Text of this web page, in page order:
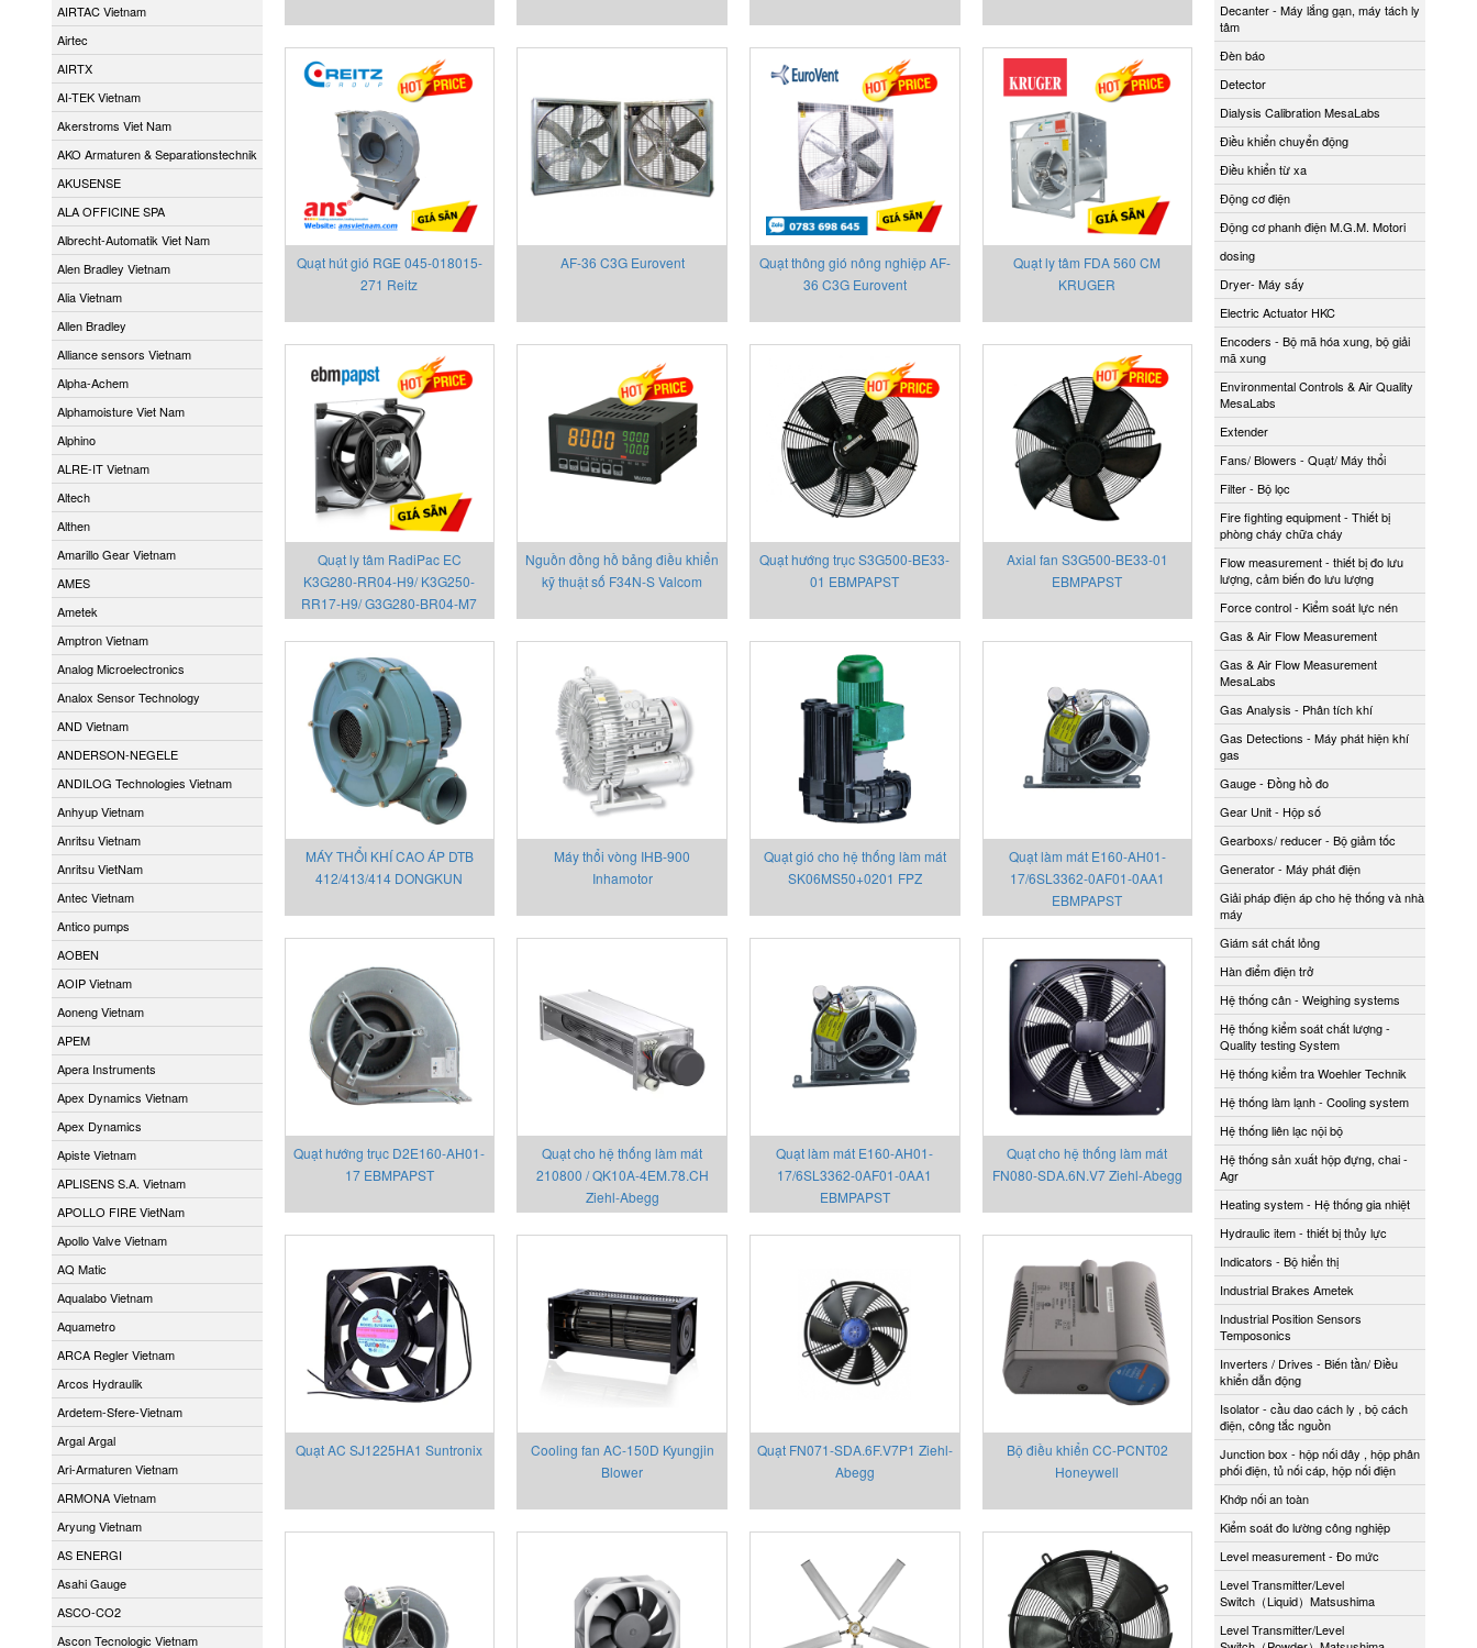
AIRTAC Vietnam
Airtec
AIRTX
AI-TEK Vietnam
Akerstroms Viet Nam
AKO Armaturen & Separationstechnik
AKUSENSE
ALA OFFICINE SPA
Albrecht-Automatik Viet Nam
Alen Bradley Vietnam
Alia Vietnam
Allen Bradley
Alliance sensors Vietnam
Alpha-Achem
Alphamoisture Viet Nam
Alphino
ALRE-IT Vietnam
Altech
Althen
Amarillo Gear Vietnam
AMES
Ametek
Amptron Vietnam
Analog Microelectronics
Analox Sensor Technology
AND Vietnam
ANDERSON-NEGELE
ANDILOG Technologies Vietnam
Anhyup Vietnam
Anritsu Vietnam
Anritsu VietNam
Antec Vietnam
Antico pumps
AOBEN
AOIP Vietnam
Aoneng Vietnam
APEM
Apera Instruments
Apex Dynamics Vietnam
Apex Dynamics
Apiste Vietnam
APLISENS S.A. Vietnam
APOLLO FIRE VietNam
Apollo Valve Vietnam
AQ Matic
Aqualabo Vietnam
Aquametro
ARCA Regler Vietnam
Arcos Hydraulik
Ardetem-Sfere-Vietnam
Argal Argal
Ari-Armaturen Vietnam
ARMONA Vietnam
Aryung Vietnam
AS ENERGI
Asahi Gauge
ASCO-CO2
Ascon Tecnologic Vietnam
Quạt hút gió RGE 045-018015-
271 Reitz
AF-36 C3G Eurovent
Quạt thông gió nông nghiệp AF-
36 C3G Eurovent
Quạt ly tâm FDA 560 CM
KRUGER
Quạt ly tâm RadiPac EC
K3G280-RR04-H9/ K3G250-
RR17-H9/ G3G280-BR04-M7
EBMPAPST
Nguồn đồng hồ bảng điều khiển
kỹ thuật số F34N-S Valcom
Quạt hướng trục S3G500-BE33-
01 EBMPAPST
Axial fan S3G500-BE33-01
EBMPAPST
MÁY THỔI KHÍ CAO ÁP DTB
412/413/414 DONGKUN
Máy thổi vòng IHB-900
Inhamotor
Quạt gió cho hệ thống làm mát
SK06MS50+0201 FPZ
Quạt làm mát E160-AH01-
17/6SL3362-0AF01-0AA1
EBMPAPST
Quạt hướng trục D2E160-AH01-
17 EBMPAPST
Quạt cho hệ thống làm mát
210800 / QK10A-4EM.78.CH
Ziehl-Abegg
Quạt làm mát E160-AH01-
17/6SL3362-0AF01-0AA1
EBMPAPST
Quạt cho hệ thống làm mát
FN080-SDA.6N.V7 Ziehl-Abegg
Quạt AC SJ1225HA1 Suntronix
Cooling fan AC-150D Kyungjin
Blower
Quạt FN071-SDA.6F.V7P1 Ziehl-
Abegg
Bộ điều khiển CC-PCNT02
Honeywell
Decanter - Máy lắng gạn, máy tách ly
tâm
Đèn báo
Detector
Dialysis Calibration MesaLabs
Điều khiển chuyển động
Điều khiển từ xa
Động cơ điện
Động cơ phanh điện M.G.M. Motori
dosing
Dryer- Máy sấy
Electric Actuator HKC
Encoders - Bộ mã hóa xung, bộ giải
mã xung
Environmental Controls & Air Quality
MesaLabs
Extender
Fans/ Blowers - Quạt/ Máy thổi
Filter - Bộ lọc
Fire fighting equipment - Thiết bị
phòng cháy chữa cháy
Flow measurement - thiết bị đo lưu
lượng, cảm biến đo lưu lượng
Force control - Kiểm soát lực nén
Gas & Air Flow Measurement
Gas & Air Flow Measurement
MesaLabs
Gas Analysis - Phân tích khí
Gas Detections - Máy phát hiện khí
gas
Gauge - Đồng hồ đo
Gear Unit - Hộp số
Gearboxs/ reducer - Bộ giảm tốc
Generator - Máy phát điện
Giải pháp điện áp cho hệ thống và nhà
máy
Giám sát chất lỏng
Hàn điểm điện trở
Hệ thống cân - Weighing systems
Hệ thống kiểm soát chất lượng -
Quality testing System
Hệ thống kiểm tra Woehler Technik
Hệ thống làm lạnh - Cooling system
Hệ thống liên lạc nội bộ
Hệ thống sản xuất hộp đựng, chai -
Agr
Heating system - Hệ thống gia nhiệt
Hydraulic item - thiết bị thủy lực
Indicators - Bộ hiển thị
Industrial Brakes Ametek
Industrial Position Sensors
Temposonics
Inverters / Drives - Biến tần/ Điều
khiển dẫn động
Isolator - cầu dao cách ly , bộ cách
điện, công tắc nguồn
Junction box - hộp nối dây , hộp phân
phối điện, tủ nối cáp, hộp nối điện
Khớp nối an toàn
Kiểm soát đo lường công nghiệp
Level measurement - Đo mức
Level Transmitter/Level
Switch（Liquid）Matsushima
Level Transmitter/Level